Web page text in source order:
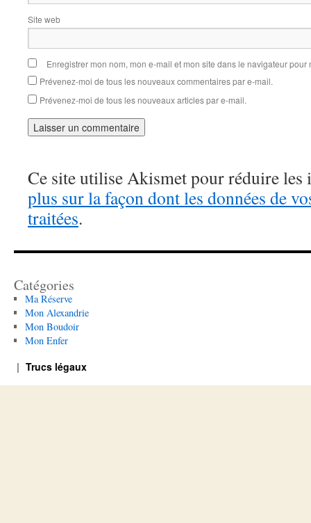
Site web
Enregistrer mon nom, mon e-mail et mon site dans le navigateur
Prévenez-moi de tous les nouveaux commentaires par e-mail.
Prévenez-moi de tous les nouveaux articles par e-mail.
Ce site utilise Akismet pour réduire les
plus sur la façon dont les données de
traitées.
Catégories
Ma Réserve
Mon Alexandrie
Mon Boudoir
Mon Enfer
Trucs légaux